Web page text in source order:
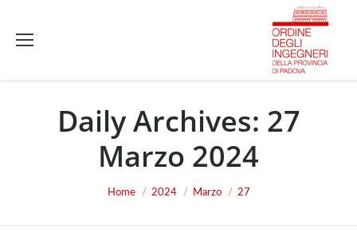
Daily Archives: 27
Marzo 2024
Home 2024 Marzo 27